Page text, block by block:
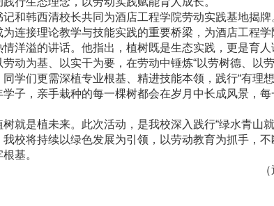
记和韩西清校长共同为酒店工程学院劳动实践基地揭
连接理论教学与技能实践的重要桥梁，为酒店工程
洋溢的讲话。他指出，植树既是生态实践，更是育
动为基、以实干为要，在劳动中锤炼“以劳树德、以
学们更需深植专业根基、精进技能本领，践行“有
子，亲手栽种的每一棵树都会在岁月中长成风景，
就是植未来。此次活动，是我校深入践行“绿水青山
校将持续以绿色发展为引领，以劳动教育为抓手，
基。